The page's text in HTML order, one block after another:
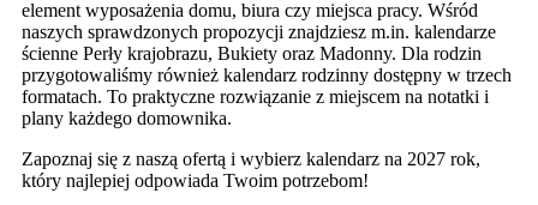
element wyposażenia domu, biura czy miejsca pracy. Wśród
naszych sprawdzonych propozycji znajdziesz m.in. kalendarze
ścienne Perły krajobrazu, Bukiety oraz Madonny. Dla rodzin
przygotowaliśmy również kalendarz rodzinny dostępny w trzech
formatach. To praktyczne rozwiązanie z miejscem na notatki i
plany każdego domownika.
Zapoznaj się z naszą ofertą i wybierz kalendarz na 2027 rok,
który najlepiej odpowiada Twoim potrzebom!